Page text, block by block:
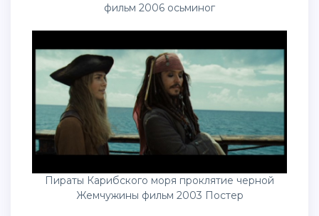
фильм 2006 осьминог
Пираты Карибского моря проклятие черной
Жемчужины фильм 2003 Постер